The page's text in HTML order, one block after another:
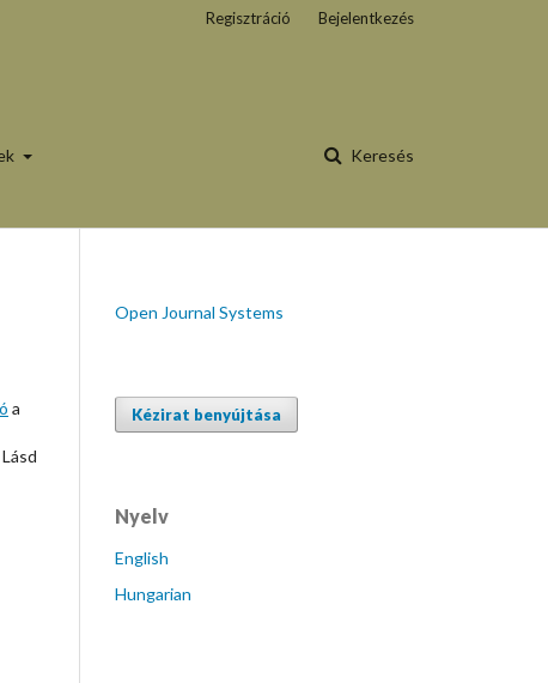
Keresés
Regisztráció Bejelentkezés
a
Open Journal Systems
Kézirat benyújtása
Nyelv
English
Hungarian